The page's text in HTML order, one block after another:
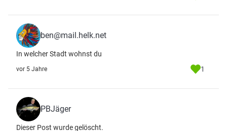
ben@mail.helk.net
In welcher Stadt wohnst du
vor 5 Jahre 1
PBJäger
Dieser Post wurde gelöscht.